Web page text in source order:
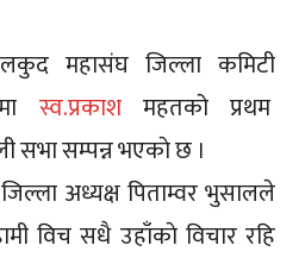
महासंघ जिल्ला कमिटी
स्व.प्रकाशमहतको प्रथम
सभा सम्पन्न भएकाे छ ।
अध्यक्ष पिताम्वर भुसालले
विच सधै उहाँकाे विचार रहि